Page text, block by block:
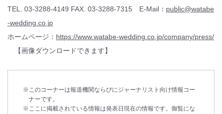
TEL. 03-3288-4149 FAX. 03-3288-7315 E-Mail： public@watabe
-wedding.co.jp
ホームページ： https://www.watabe-wedding.co.jp/company/press/
【画像ダウンロードできます】
このコーナーは報道機関ならびにジャーナリスト向け情報コー
ナーです。
ここに掲載されている情報は発表日現在の情報です。御覧にな